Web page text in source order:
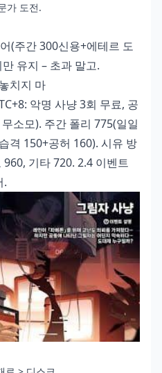
가 도전.
(주간 300신용+에테르 도
유지 – 초과 말고.
치지 마
악명 사냥 3회 무료, 공
소모). 주간 폴리 775(일일
격 150+공허 160). 시유 방
기타 720. 2.4 이벤트
.